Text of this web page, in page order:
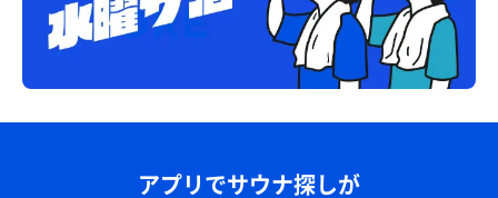
アプリでサウナ探しが